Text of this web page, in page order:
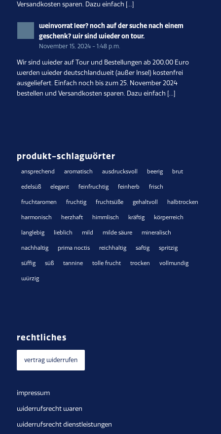
Versandkosten sparen. Dazu einfach […]
weinvorrat leer? noch auf der suche nach einem
geschenk? wir sind wieder on tour.
November 15, 2024 - 1:48 p.m.
Wir sind wieder auf Tour und Bestellungen ab 200,00 Euro
werden wieder deutschlandweit (außer Insel) kostenfrei
ausgeliefert. Einfach noch bis zum 25. November 2024
bestellen und Versandkosten sparen. Dazu einfach […]
produkt-schlagwörter
ansprechend aromatisch ausdrucksvoll beerig brut
edelsüß elegant feinfruchtig feinherb frisch
fruchtaromen fruchtig fruchtsüße gehaltvoll halbtrocken
harmonisch herzhaft himmlisch kräftig körperreich
langlebig lieblich mild milde säure mineralisch
nachhaltig prima noctis reichhaltig saftig spritzig
süffig süß tannine tolle frucht trocken vollmundig
würzig
rechtliches
vertrag widerrufen
impressum
widerrufsrecht waren
widerrufsrecht dienstleistungen